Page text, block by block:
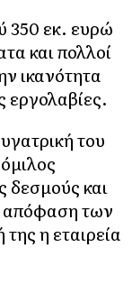
350 εκ. ευρώ
και πολλοί
ικανότητα
εργολαβίες.
του
δεσμούς και
απόφαση των
η εταιρεία